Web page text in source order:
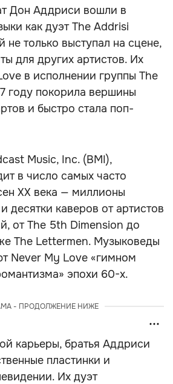
Дон Аддриси вошли в
как дуэт The Addrisi
не только выступал на сцене,
для других артистов. Их
в исполнении группы The
году покорила вершины
и быстро стала поп-
Music, Inc. (BMI),
в число самых часто
XX века — миллионы
десятки каверов от артистов
от The 5th Dimension до
The Lettermen. Музыковеды
Never My Love «гимном
эпохи 60-х.
- ПРОДОЛЖЕНИЕ НИЖЕ
карьеры, братья Аддриси
пластинки и
Их дуэт